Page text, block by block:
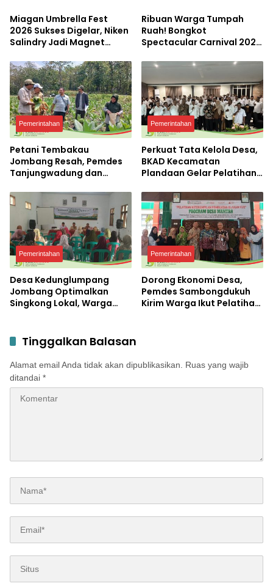
Miagan Umbrella Fest
2026 Sukses Digelar, Niken
Salindry Jadi Magnet
Ribuan Warga Tumpah
Ruah! Bongkot
Spectacular Carnival 2026
Terbesar di Peterongan
Pemerintahan
Petani Tembakau
Jombang Resah, Pemdes
Tanjungwadung dan
Pemerintahan
Perkuat Tata Kelola Desa,
BKAD Kecamatan
Plandaan Gelar Pelatihan
Pemerintahan
Desa Kedunglumpang
Jombang Optimalkan
Singkong Lokal, Warga
Pemerintahan
Dorong Ekonomi Desa,
Pemdes Sambongdukuh
Kirim Warga Ikut Pelatihan
Tinggalkan Balasan
Alamat email Anda tidak akan dipublikasikan. Ruas yang wajib
ditandai *